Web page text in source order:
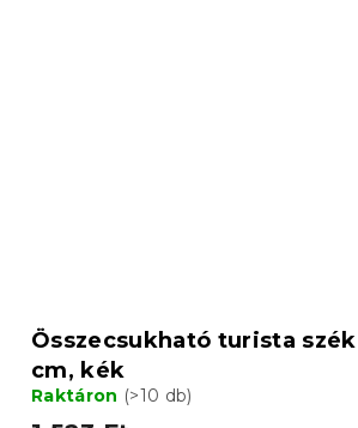
Összecsukható turista szék
cm, kék
Raktáron (>10 db)